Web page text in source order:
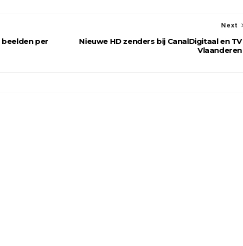
Next
Nieuwe HD zenders bij CanalDigitaal en TV
Vlaanderen
per